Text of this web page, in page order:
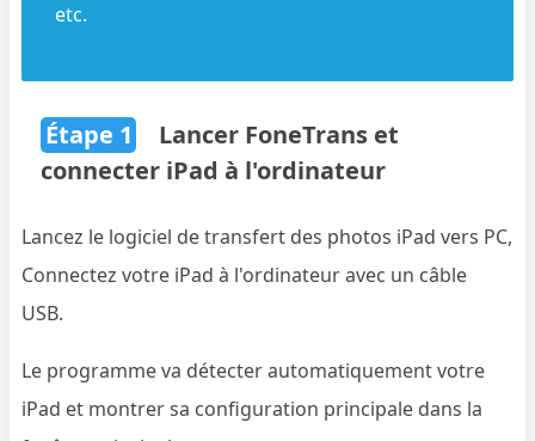
etc.
Étape 1
Lancer FoneTrans et
connecter iPad à l'ordinateur
Lancez le logiciel de transfert des photos iPad vers PC,
Connectez votre iPad à l'ordinateur avec un câble
USB.
Le programme va détecter automatiquement votre
iPad et montrer sa configuration principale dans la